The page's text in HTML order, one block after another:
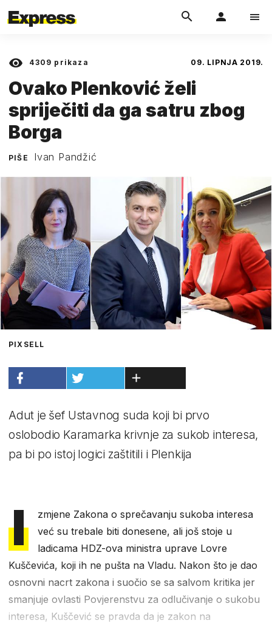
4309 prikaza 09. LIPNJA 2019.
Ovako Plenković želi
spriječiti da ga satru zbog
Borga
PIŠE Ivan Pandžić
PIXSELL
Adut je šef Ustavnog suda koji bi prvo
oslobodio Karamarka krivnje za sukob interesa,
pa bi po istoj logici zaštitili i Plenkija
I
zmjene Zakona o sprečavanju sukoba interesa
već su trebale biti donesene, ali još stoje u
ladicama HDZ-ova ministra uprave Lovre
Kuščevića, koji ih ne pušta na Vladu. Nakon što je dao
osnovni nacrt zakona i suočio se sa salvom kritika jer
smanjuje ovlasti Povjerenstvu za odlučivanje o sukobu
interesa, Kuščević se pravda da je zakon na